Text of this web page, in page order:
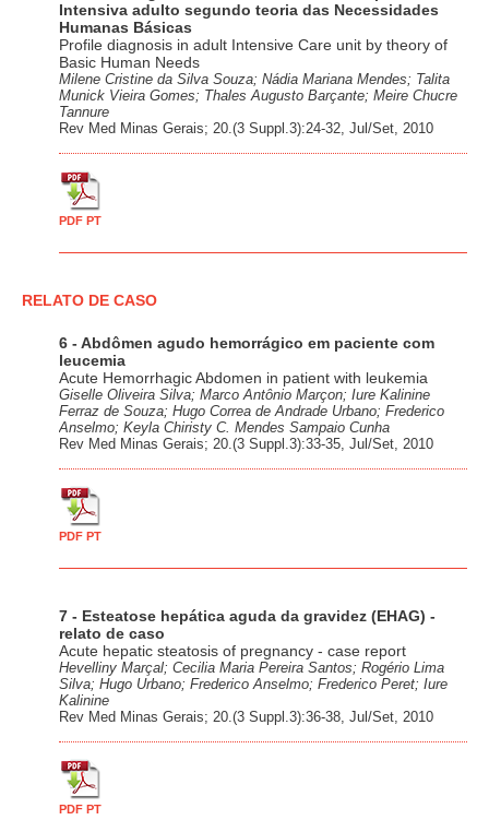
Intensiva adulto segundo teoria das Necessidades
Humanas Básicas
Profile diagnosis in adult Intensive Care unit by theory of
Basic Human Needs
Milene Cristine da Silva Souza; Nádia Mariana Mendes; Talita
Munick Vieira Gomes; Thales Augusto Barçante; Meire Chucre
Tannure
Rev Med Minas Gerais; 20.(3 Suppl.3):24-32, Jul/Set, 2010
PDF PT
RELATO DE CASO
6 - Abdômen agudo hemorrágico em paciente com
leucemia
Acute Hemorrhagic Abdomen in patient with leukemia
Giselle Oliveira Silva; Marco Antônio Marçon; Iure Kalinine
Ferraz de Souza; Hugo Correa de Andrade Urbano; Frederico
Anselmo; Keyla Chiristy C. Mendes Sampaio Cunha
Rev Med Minas Gerais; 20.(3 Suppl.3):33-35, Jul/Set, 2010
PDF PT
7 - Esteatose hepática aguda da gravidez (EHAG) -
relato de caso
Acute hepatic steatosis of pregnancy - case report
Hevelliny Marçal; Cecilia Maria Pereira Santos; Rogério Lima
Silva; Hugo Urbano; Frederico Anselmo; Frederico Peret; Iure
Kalinine
Rev Med Minas Gerais; 20.(3 Suppl.3):36-38, Jul/Set, 2010
PDF PT